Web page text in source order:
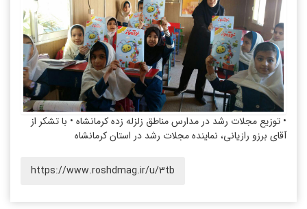
• توزیع مجلات رشد در مدارس مناطق زلزله زده کرمانشاه • با تشکر از
آقای برزو رازیانی، نماینده مجلات رشد در استان کرمانشاه
https://www.roshdmag.ir/u/3tb